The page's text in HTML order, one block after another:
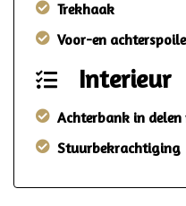
Trekhaak
Voor-en
Interieur
Achterbank in
Stuurbekrachtiging